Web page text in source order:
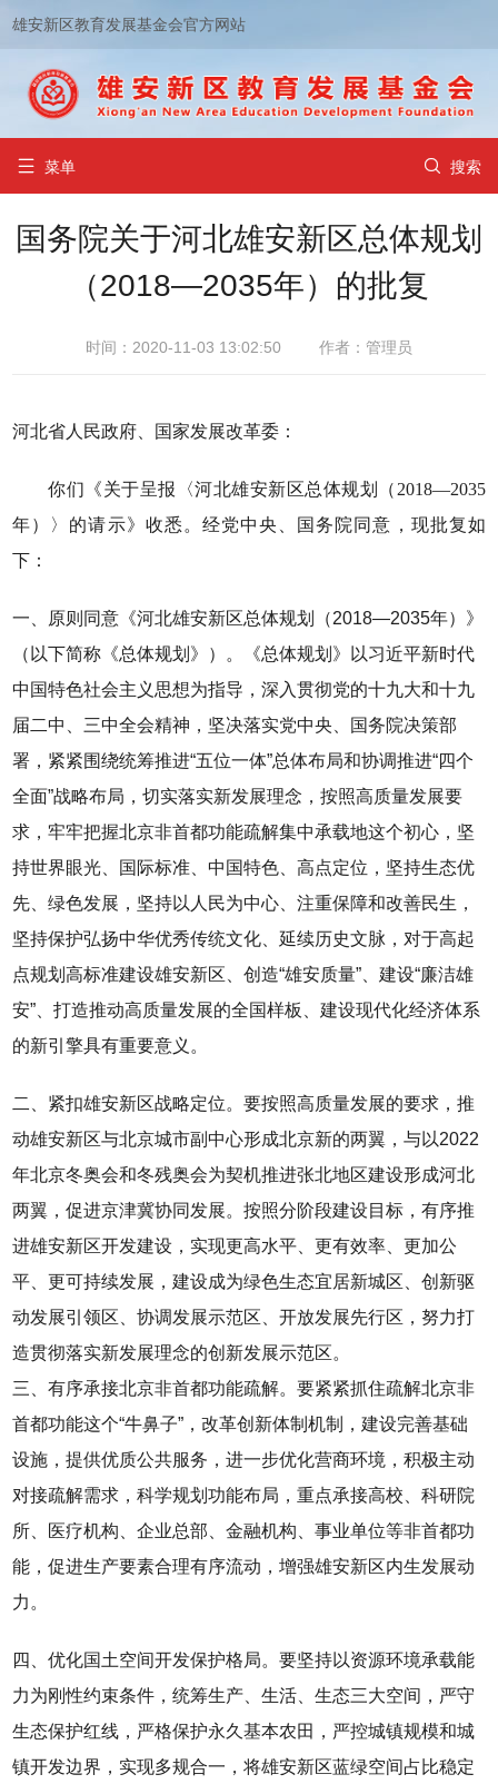
雄安新区教育发展基金会官方网站
 菜单  搜索
国务院关于河北雄安新区总体规划
（2018—2035年）的批复
时间：2020-11-03 13:02:50 作者：管理员
河北省人民政府、国家发展改革委：
你们《关于呈报〈河北雄安新区总体规划（2018—2035
年）〉的请示》收悉。经党中央、国务院同意，现批复如
下：
一、原则同意《河北雄安新区总体规划（2018—2035年）》
（以下简称《总体规划》）。《总体规划》以习近平新时代
中国特色社会主义思想为指导，深入贯彻党的十九大和十九
届二中、三中全会精神，坚决落实党中央、国务院决策部
署，紧紧围绕统筹推进“五位一体”总体布局和协调推进“四个
全面”战略布局，切实落实新发展理念，按照高质量发展要
求，牢牢把握北京非首都功能疏解集中承载地这个初心，坚
持世界眼光、国际标准、中国特色、高点定位，坚持生态优
先、绿色发展，坚持以人民为中心、注重保障和改善民生，
坚持保护弘扬中华优秀传统文化、延续历史文脉，对于高起
点规划高标准建设雄安新区、创造“雄安质量”、建设“廉洁雄
安”、打造推动高质量发展的全国样板、建设现代化经济体系
的新引擎具有重要意义。
二、紧扣雄安新区战略定位。要按照高质量发展的要求，推
动雄安新区与北京城市副中心形成北京新的两翼，与以2022
年北京冬奥会和冬残奥会为契机推进张北地区建设形成河北
两翼，促进京津冀协同发展。按照分阶段建设目标，有序推
进雄安新区开发建设，实现更高水平、更有效率、更加公
平、更可持续发展，建设成为绿色生态宜居新城区、创新驱
动发展引领区、协调发展示范区、开放发展先行区，努力打
造贯彻落实新发展理念的创新发展示范区。
三、有序承接北京非首都功能疏解。要紧紧抓住疏解北京非
首都功能这个“牛鼻子”，改革创新体制机制，建设完善基础
设施，提供优质公共服务，进一步优化营商环境，积极主动
对接疏解需求，科学规划功能布局，重点承接高校、科研院
所、医疗机构、企业总部、金融机构、事业单位等非首都功
能，促进生产要素合理有序流动，增强雄安新区内生发展动
力。
四、优化国土空间开发保护格局。要坚持以资源环境承载能
力为刚性约束条件，统筹生产、生活、生态三大空间，严守
生态保护红线，严格保护永久基本农田，严控城镇规模和城
镇开发边界，实现多规合一，将雄安新区蓝绿空间占比稳定